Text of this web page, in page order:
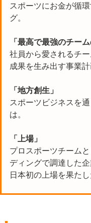
スポーツにお金が循
グ。
「最高で最強のチーム
社員から愛されるチ
成果を生み出す事業計
「地方創生」
スポーツビジネスを
は。
「上場」
プロスポーツチーム
ディングで調達した
日本初の上場を果たし